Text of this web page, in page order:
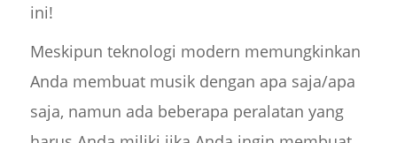
ini!
Meskipun teknologi modern memungkinkan
Anda membuat musik dengan apa saja/apa
saja, namun ada beberapa peralatan yang